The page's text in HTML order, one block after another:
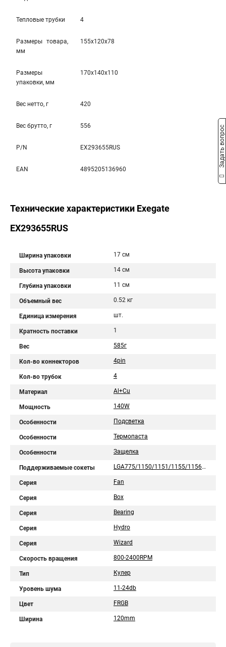
Тепловые трубки 4
Размеры товара,
мм
155x120x78
Размеры
упаковки, мм
170x140x110
Вес нетто, г 420
Вес брутто, г 556
P/N EX293655RUS
EAN 4895205136960
Технические характеристики Exegate
EX293655RUS
Ширина упаковки 17 см
Высота упаковки 14 см
Глубина упаковки 11 см
Объемный вес 0.52 кг
Единица измерения шт.
Кратность поставки 1
Вес 585г
Кол-во коннекторов 4pin
Кол-во трубок 4
Материал Al+Cu
Мощность 140W
Особенности Подсветка
Особенности Термопаста
Особенности Защелка
Поддерживаемые сокеты LGA775/1150/1151/1155/1156/1200/1700/1851/AM2/AM2+/AM3/AM3+/AM4/AM5/FM1/FM2/754/939/940
Серия Fan
Серия Box
Серия Bearing
Серия Hydro
Серия Wizard
Скорость вращения 800-2400RPM
Тип Кулер
Уровень шума 11-24db
Цвет FRGB
Ширина 120mm
Задать вопрос